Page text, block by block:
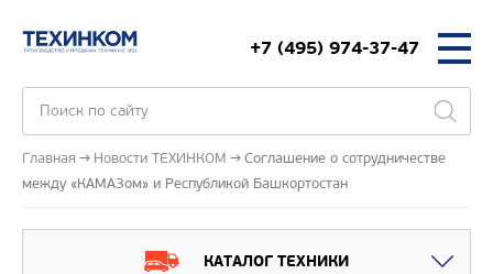
+7 (495) 974-37-47
Главная Новости ТЕХИНКОМ
Соглашение о сотрудничестве
между «КАМАЗом» и Республикой Башкортостан
КАТАЛОГ ТЕХНИКИ